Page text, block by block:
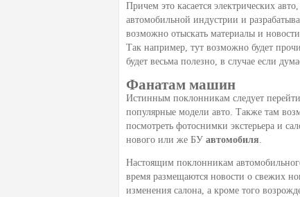
Причем это касается электрических
автомобильной индустрии и
возможно отыскать материалы и
Так например, тут возможно будет
будет весьма полезно, в случае если
Фанатам машин
Истинным поклонникам следует
популярные модели авто. Также там
посмотреть фотоснимки экстерьера и
нового или же БУ автомобиля
Настоящим поклонникам
время размещаются новости о свежих
изменения салона, а кроме того